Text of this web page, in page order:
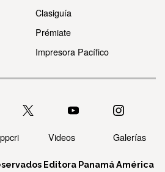
Clasiguía
Prémiate
Impresora Pacífico
Videos Galerías
Editora Panamá América